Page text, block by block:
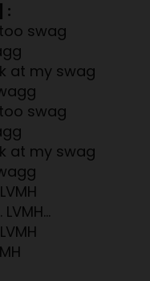
:
swag
at my swag
swag
at my swag